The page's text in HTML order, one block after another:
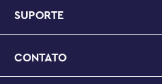
criativa nas mãos de jovens
mede mais de 5 cm de
mede mais de 7 cm de altura
SUPORTE
CONTATO